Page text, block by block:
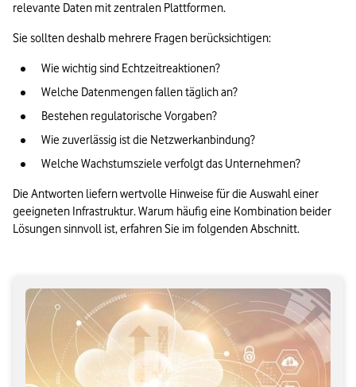
relevante Daten mit zentralen Plattformen.
Sie sollten deshalb mehrere Fragen berücksichtigen:
Wie wichtig sind Echtzeitreaktionen?
Welche Datenmengen fallen täglich an?
Bestehen regulatorische Vorgaben?
Wie zuverlässig ist die Netzwerkanbindung?
Welche Wachstumsziele verfolgt das Unternehmen?
Die Antworten liefern wertvolle Hinweise für die Auswahl einer
geeigneten Infrastruktur. Warum häufig eine Kombination beider
Lösungen sinnvoll ist, erfahren Sie im folgenden Abschnitt.